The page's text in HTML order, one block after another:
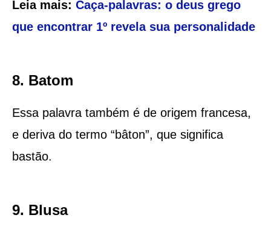
Leia mais: Caça-palavras: o deus grego
que encontrar 1º revela sua personalidade
8. Batom
Essa palavra também é de origem francesa,
e deriva do termo “bâton”, que significa
bastão.
9. Blusa